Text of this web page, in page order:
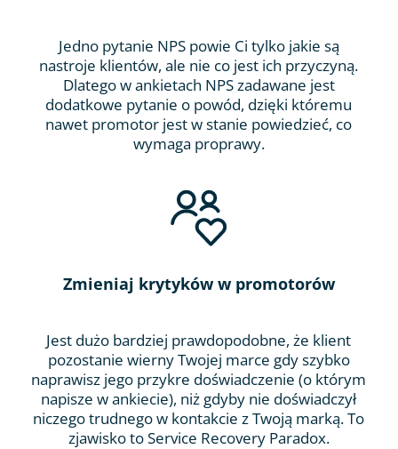
Jedno pytanie NPS powie Ci tylko jakie są
nastroje klientów, ale nie co jest ich przyczyną.
Dlatego w ankietach NPS zadawane jest
dodatkowe pytanie o powód, dzięki któremu
nawet promotor jest w stanie powiedzieć, co
wymaga proprawy.
Zmieniaj krytyków w promotorów
Jest dużo bardziej prawdopodobne, że klient
pozostanie wierny Twojej marce gdy szybko
naprawisz jego przykre doświadczenie (o którym
napisze w ankiecie), niż gdyby nie doświadczył
niczego trudnego w kontakcie z Twoją marką. To
zjawisko to Service Recovery Paradox.